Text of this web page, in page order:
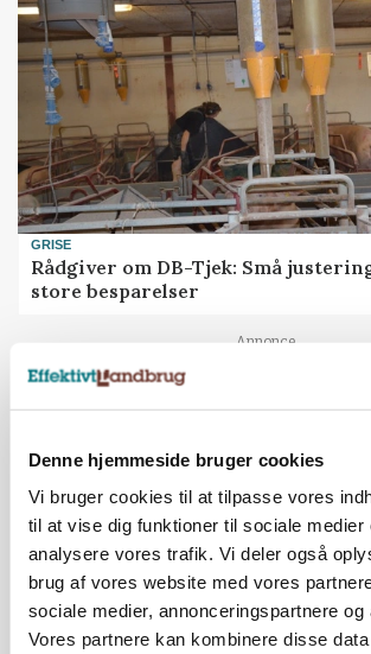
Denne hjemmeside bruger cookies
Vi bruger cookies til at tilpasse vores
til at vise dig funktioner til sociale medier
analysere vores trafik. Vi deler også
brug af vores website med vores
sociale medier, annonceringspartnere og
Vores partnere kan kombinere disse
GRISE
Rådgiver om DB-Tjek: Små
store besparelser
Annonce